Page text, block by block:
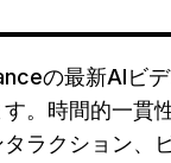
の最新AIビ
。時間的一貫
ラクション、